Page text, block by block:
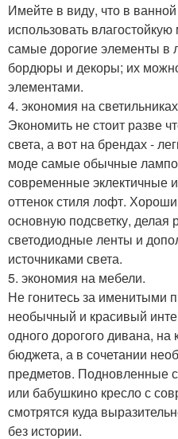
Имейте в виду, что в
использовать
самые дорогие элементы в
бордюры и декоры; их
элементами.
4. экономия на
Экономить не стоит разве
света, а вот на брендах -
моде самые обычные
современные эклектичные
оттенок стиля лофт.
основную подсветку, делая
светодиодные ленты и
источниками света.
5. экономия на мебели.
Не гонитесь за именитыми
необычный и красивый
одного дорогого дивана,
бюджета, а в сочетании
предметов. Подновленные
или бабушкино кресло с
смотрятся куда
без истории.